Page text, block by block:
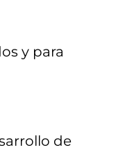
y para
de